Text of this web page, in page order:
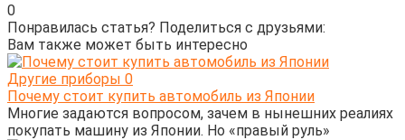
0
Понравилась статья? Поделиться с друзьями:
Вам также может быть интересно
Другие приборы 0
Почему стоит купить автомобиль из Японии
Многие задаются вопросом, зачем в нынешних реалиях
покупать машину из Японии. Но «правый руль»